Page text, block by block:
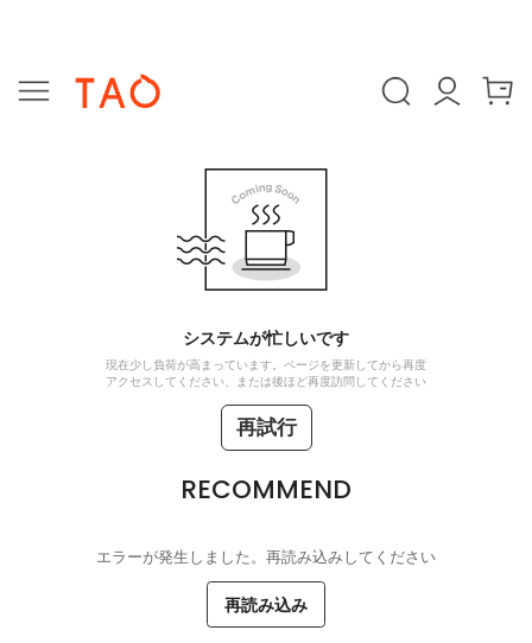
システムが忙しいです
現在少し負荷が高まっています。ページを更新してから再度
アクセスしてください、または後ほど再度訪問してください
再試行
RECOMMEND
エラーが発生しました。再読み込みしてください
再読み込み